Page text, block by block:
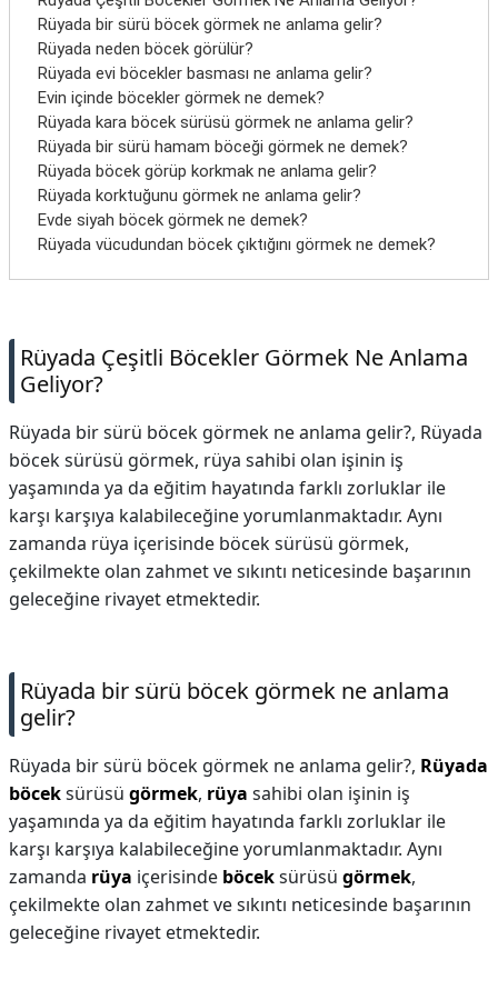
İletişim
Rüyada bir sürü böcek görmek ne anlama gelir?
Rüyada neden böcek görülür?
Rüyada evi böcekler basması ne anlama gelir?
Evin içinde böcekler görmek ne demek?
Rüyada kara böcek sürüsü görmek ne anlama gelir?
Rüyada bir sürü hamam böceği görmek ne demek?
Rüyada böcek görüp korkmak ne anlama gelir?
Rüyada korktuğunu görmek ne anlama gelir?
Evde siyah böcek görmek ne demek?
Rüyada vücudundan böcek çıktığını görmek ne demek?
Rüyada Çeşitli Böcekler Görmek Ne Anlama
Geliyor?
Rüyada bir sürü böcek görmek ne anlama gelir?, Rüyada
böcek sürüsü görmek, rüya sahibi olan işinin iş
yaşamında ya da eğitim hayatında farklı zorluklar ile
karşı karşıya kalabileceğine yorumlanmaktadır. Aynı
zamanda rüya içerisinde böcek sürüsü görmek,
çekilmekte olan zahmet ve sıkıntı neticesinde başarının
geleceğine rivayet etmektedir.
Rüyada bir sürü böcek görmek ne anlama
gelir?
Rüyada bir sürü böcek görmek ne anlama gelir?, Rüyada
böceksürüsü görmek, rüya sahibi olan işinin iş
yaşamında ya da eğitim hayatında farklı zorluklar ile
karşı karşıya kalabileceğine yorumlanmaktadır. Aynı
zamanda rüya içerisinde böceksürüsü görmek,
çekilmekte olan zahmet ve sıkıntı neticesinde başarının
geleceğine rivayet etmektedir.